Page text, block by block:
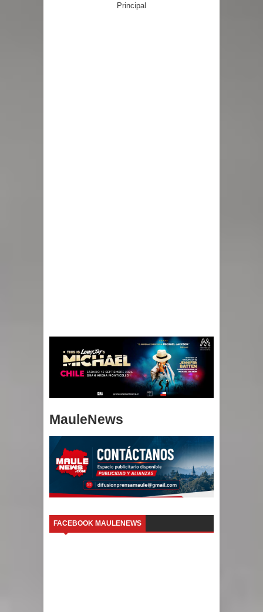
Principal
MauleNews
FACEBOOK MAULENEWS